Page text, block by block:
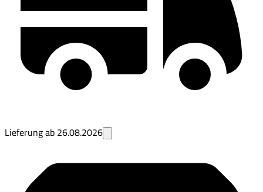
Lieferung ab 26.08.2026